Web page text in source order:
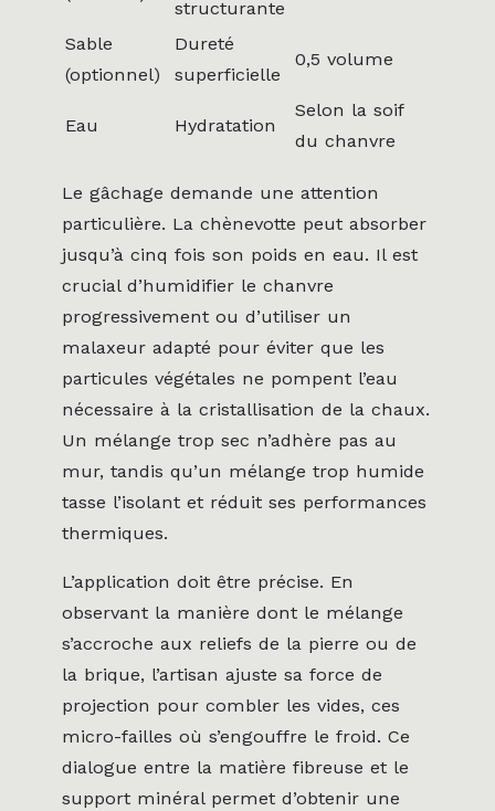
structurante
Sable
(optionnel)
Dureté
superficielle
0,5 volume
Eau Hydratation
Selon la soif
du chanvre
Le gâchage demande une attention
particulière. La chènevotte peut absorber
jusqu’à cinq fois son poids en eau. Il est
crucial d’humidifier le chanvre
progressivement ou d’utiliser un
malaxeur adapté pour éviter que les
particules végétales ne pompent l’eau
nécessaire à la cristallisation de la chaux.
Un mélange trop sec n’adhère pas au
mur, tandis qu’un mélange trop humide
tasse l’isolant et réduit ses performances
thermiques.
L’application doit être précise. En
observant la manière dont le mélange
s’accroche aux reliefs de la pierre ou de
la brique, l’artisan ajuste sa force de
projection pour combler les vides, ces
micro-failles où s’engouffre le froid. Ce
dialogue entre la matière fibreuse et le
support minéral permet d’obtenir une